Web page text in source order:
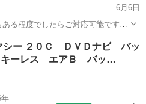
6月6日
る程度でしたらご対応可能です！
走行距離:100,000km 排気量
歴:無し 色:35J ⭐︎両側パワースライドドア ⭐...
シー ２０Ｃ ＤＶＤナビ バッ
ーレス エアＢ バッ…